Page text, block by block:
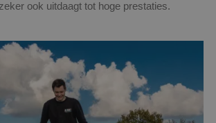
ook uitdaagt tot hoge prestaties.